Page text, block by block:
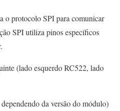
protocolo SPI para comunicar
SPI utiliza pinos específicos
(lado esquerdo RC522, lado
da versão do módulo)